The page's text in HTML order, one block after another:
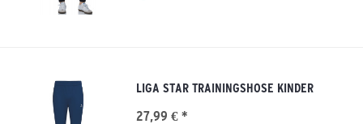
LIGA STAR TRAININGSHOSE KINDER
27,99 € *